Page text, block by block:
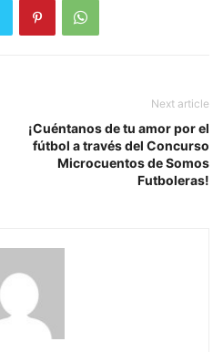
Next article
¡Cuéntanos de tu amor por el
fútbol a través del Concurso
Microcuentos de Somos
Futboleras!